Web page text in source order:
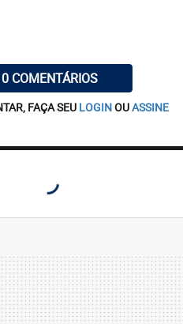
0 COMENTÁRIOS
FAÇA SEU LOGINOUASSINE